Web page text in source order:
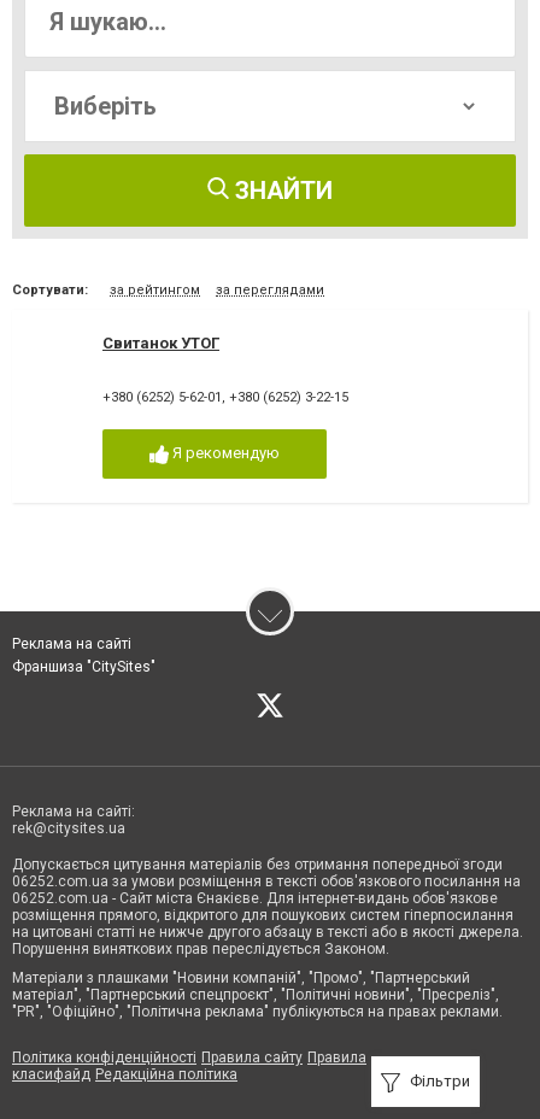
ЗНАЙТИ
Сортувати: за рейтингом за переглядами
Свитанок УТОГ
+380 (6252) 5-62-01 , +380 (6252) 3-22-15
Я рекомендую
Фільтри
Реклама на сайті
Франшиза "CitySites"
Реклама на сайті:
rek@citysites.ua
Допускається цитування матеріалів без отримання попередньої згоди
06252.com.ua за умови розміщення в тексті обов'язкового посилання на
06252.com.ua - Сайт міста Єнакієве. Для інтернет-видань обов'язкове
розміщення прямого, відкритого для пошукових систем гіперпосилання
на цитовані статті не нижче другого абзацу в тексті або в якості джерела.
Порушення виняткових прав переслідується Законом.
Матеріали з плашками "Новини компаній", "Промо", "Партнерський
матеріал", "Партнерський спецпроєкт", "Політичні новини", "Пресреліз",
"PR", "Офіційно", "Політична реклама" публікуються на правах реклами.
Політика конфіденційності Правила сайту Правила
класифайд Редакційна політика